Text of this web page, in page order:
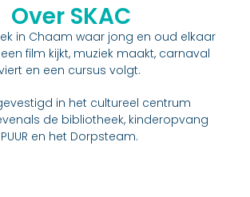
Over SKAC
in Chaam waar jong en oud elkaar
film kijkt, muziek maakt, carnaval
en een cursus volgt.
in het cultureel centrum
de bibliotheek, kinderopvang
PUUR en het Dorpsteam.